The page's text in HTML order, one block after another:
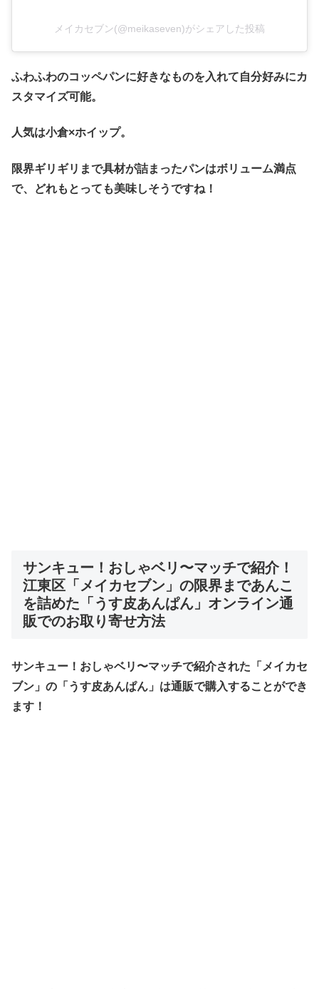
メイカセブン(@meikaseven)がシェアした投稿
ふわふわのコッペパンに好きなものを入れて自分好みにカ
スタマイズ可能。
人気は小倉×ホイップ。
限界ギリギリまで具材が詰まったパンはボリューム満点
で、どれもとっても美味しそうですね！
サンキュー！おしゃベリ〜マッチで紹介！
江東区「メイカセブン」の限界まであんこ
を詰めた「うす皮あんぱん」 オンライン通
販でのお取り寄せ方法
サンキュー！おしゃベリ〜マッチで紹介された「メイカセ
ブン」の「うす皮あんぱん」は通販で購入することができ
ます！